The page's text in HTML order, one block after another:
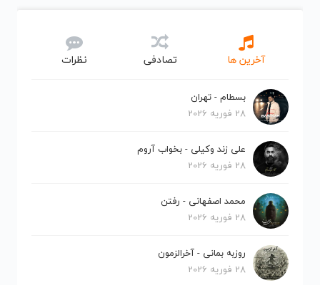
آخرین ها تصادفی نظرات
بسطام - تهران
28 فوریه 2026
علی زند وکیلی - بخواب آروم
28 فوریه 2026
محمد اصفهانی - رفتن
28 فوریه 2026
روزبه بمانی - آخرالزمون
28 فوریه 2026